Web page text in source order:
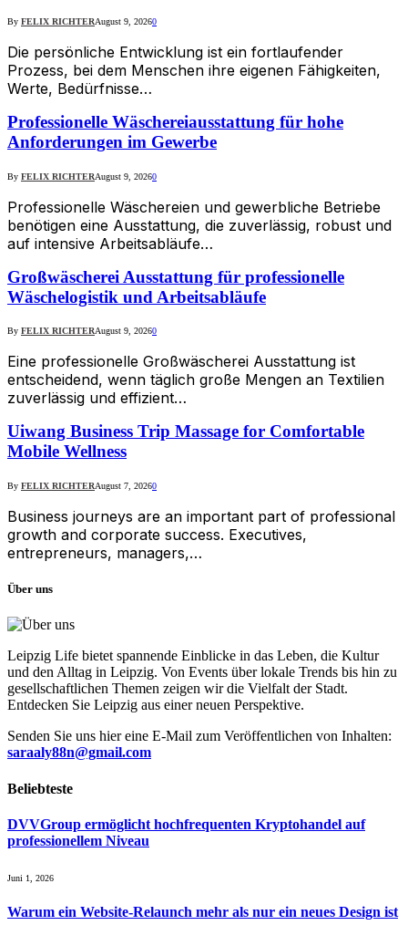
By FELIX RICHTERAugust 9, 20260
Die persönliche Entwicklung ist ein fortlaufender
Prozess, bei dem Menschen ihre eigenen Fähigkeiten,
Werte, Bedürfnisse…
Professionelle Wäschereiausstattung für hohe
Anforderungen im Gewerbe
By FELIX RICHTERAugust 9, 20260
Professionelle Wäschereien und gewerbliche Betriebe
benötigen eine Ausstattung, die zuverlässig, robust und
auf intensive Arbeitsabläufe…
Großwäscherei Ausstattung für professionelle
Wäschelogistik und Arbeitsabläufe
By FELIX RICHTERAugust 9, 20260
Eine professionelle Großwäscherei Ausstattung ist
entscheidend, wenn täglich große Mengen an Textilien
zuverlässig und effizient…
Uiwang Business Trip Massage for Comfortable
Mobile Wellness
By FELIX RICHTERAugust 7, 20260
Business journeys are an important part of professional
growth and corporate success. Executives,
entrepreneurs, managers,…
Über uns
Leipzig Life bietet spannende Einblicke in das Leben, die Kultur
und den Alltag in Leipzig. Von Events über lokale Trends bis hin zu
gesellschaftlichen Themen zeigen wir die Vielfalt der Stadt.
Entdecken Sie Leipzig aus einer neuen Perspektive.
Senden Sie uns hier eine E-Mail zum Veröffentlichen von Inhalten:
saraaly88n@gmail.com
Beliebteste
DVVGroup ermöglicht hochfrequenten Kryptohandel auf
professionellem Niveau
Juni 1, 2026
Warum ein Website-Relaunch mehr als nur ein neues Design ist